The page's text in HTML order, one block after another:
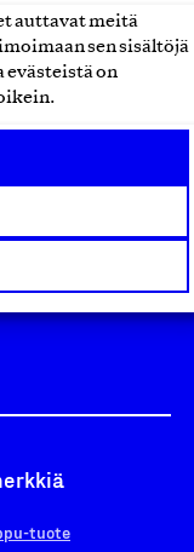
auttavat meitä
sen sisältöjä
evästeistä on
tuote